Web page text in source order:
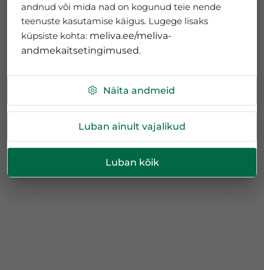
andnud või mida nad on kogunud teie nende
teenuste kasutamise käigus. Lugege lisaks
küpsiste kohta: meliva.ee/meliva-
andmekaitsetingimused.
Näita andmeid
Luban ainult vajalikud
Luban kõik